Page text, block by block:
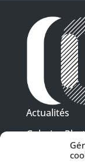
Actualités
Galeries
Vidéothèque